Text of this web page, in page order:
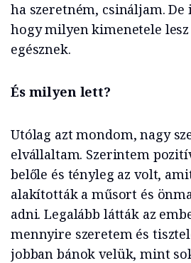
ha szeretném, csináljam.
hogy milyen kimenetele lesz
egésznek.
És milyen lett?
Utólag azt mondom, nagy
elvállaltam. Szerintem
belőle és tényleg az volt,
alakították a műsort és
adni. Legalább látták az
mennyire szeretem és
jobban bánok velük, mint